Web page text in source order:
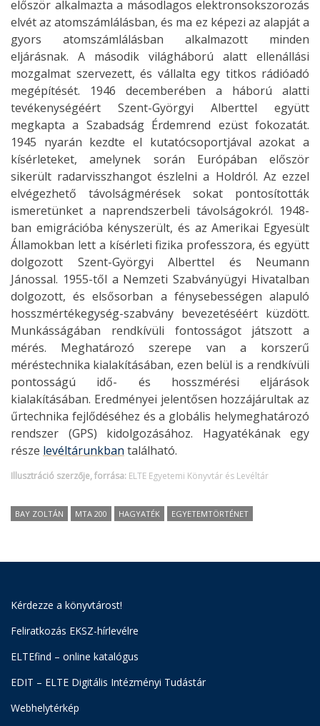
először alkalmazta a másodlagos elektronsokszorozás
elvét az atomszámlálásban, és ma ez képezi az alapját a
gyors atomszámlálásban alkalmazott minden
eljárásnak. A második világháború alatt ellenállási
mozgalmat szervezett, és vállalta egy titkos rádióadó
megépítését. 1946 decemberében a háború alatti
tevékenységéért Szent-Györgyi Alberttel együtt
megkapta a Szabadság Érdemrend ezüst fokozatát.
1945 nyarán kezdte el kutatócsoportjával azokat a
kísérleteket, amelynek során Európában először
sikerült radarvisszhangot észlelni a Holdról. Az ezzel
elvégezhető távolságmérések sokat pontosították
ismeretünket a naprendszerbeli távolságokról. 1948-
ban emigrációba kényszerült, és az Amerikai Egyesült
Államokban lett a kísérleti fizika professzora, és együtt
dolgozott Szent-Györgyi Alberttel és Neumann
Jánossal. 1955-től a Nemzeti Szabványügyi Hivatalban
dolgozott, és elsősorban a fénysebességen alapuló
hosszmértékegység-szabvány bevezetéséért küzdött.
Munkásságában rendkívüli fontosságot játszott a
mérés. Meghatározó szerepe van a korszerű
méréstechnika kialakításában, ezen belül is a rendkívüli
pontosságú idő- és hosszmérési eljárások
kialakításában. Eredményei jelentősen hozzájárultak az
űrtechnika fejlődéséhez és a globális helymeghatározó
rendszer (GPS) kidolgozásához. Hagyatékának egy
része levéltárunkban található.
Illusztráció szerzője, forrása: ELTE Egyetemi Könyvtár és Levéltár
BAY ZOLTÁN MTA 200 HAGYATÉK EGYETEMTÖRTÉNET
Kérdezze a könyvtárost!
Feliratkozás EKSZ-hírlevélre
ELTEfind – online katalógus
EDIT – ELTE Digitális Intézményi Tudástár
Webhelytérkép